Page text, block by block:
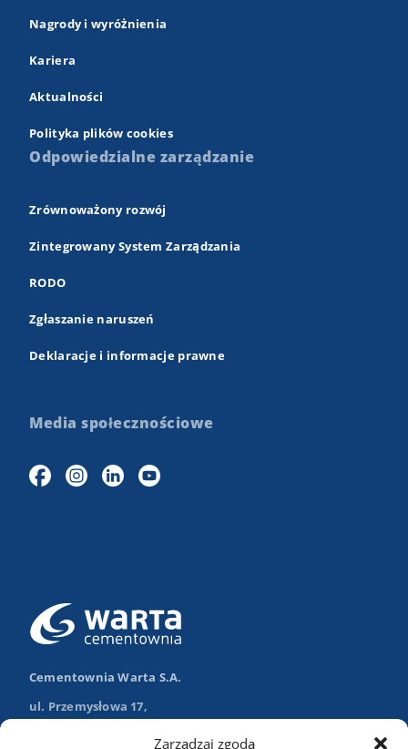
Zarządzaj zgodą
Nagrody i wyróżnienia
Kariera
Aktualności
Polityka plików cookies
Odpowiedzialne zarządzanie
Zrównoważony rozwój
Zintegrowany System Zarządzania
RODO
Zgłaszanie naruszeń
Deklaracje i informacje prawne
Media społecznościowe
Cementownia Warta S.A.
ul. Przemysłowa 17,